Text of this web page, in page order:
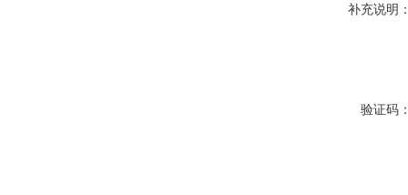
补充说明
验证码